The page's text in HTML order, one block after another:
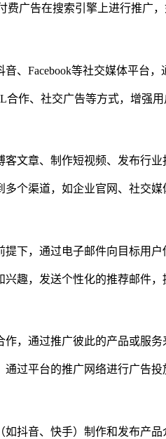
费广告在搜索引擎上进行推广
、Facebook等社交媒体平台
合作、社交广告等方式，增强
客文章、制作短视频、发布行
多个渠道，如企业官网、社交
提下，通过电子邮件向目标用
兴趣，发送个性化的推荐邮件，
作，通过推广彼此的产品或服
通过平台的推广网络进行广告投
如抖音、快手）制作和发布产